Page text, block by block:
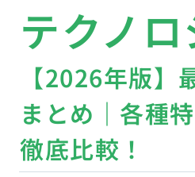
テクノ
【2026年版】
まとめ｜各種
徹底比較！